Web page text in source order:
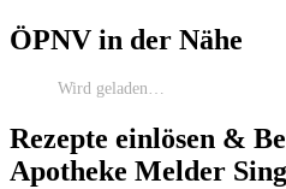
ÖPNV in der Nähe
Wird geladen…
Rezepte einlösen &
Apotheke Melder